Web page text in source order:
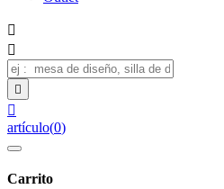




artículo(0)
Carrito